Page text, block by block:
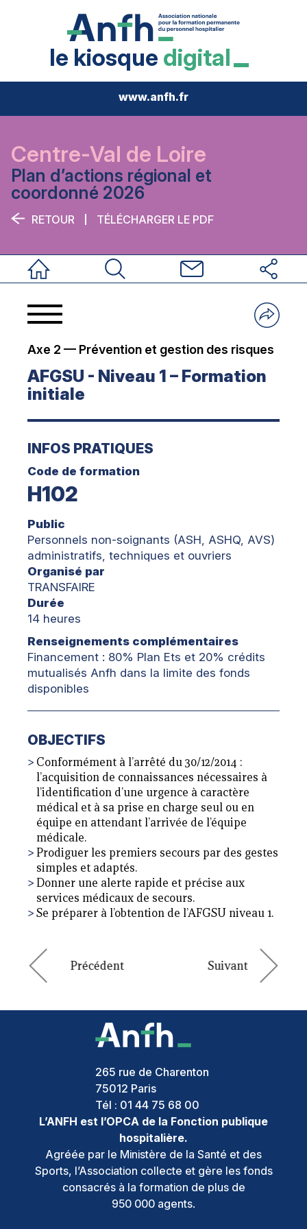
le kiosque digital
www.anfh.fr
Accueil Rechercher Nous contacter Réseaux
Centre-Val de Loire
Plan d’actions régional et
coordonné 2026
RETOUR TÉLÉCHARGER LE PDF
Axe 2 — Prévention et gestion des risques
AFGSU - Niveau 1 – Formation
initiale
INFOS PRATIQUES
Code de formation
H102
Public
Personnels non-soignants (ASH, ASHQ, AVS)
administratifs, techniques et ouvriers
Organisé par
TRANSFAIRE
Durée
14 heures
Renseignements complémentaires
Financement : 80% Plan Ets et 20% crédits
mutualisés Anfh dans la limite des fonds
disponibles
OBJECTIFS
Conformément à l’arrêté du 30/12/2014 :
l’acquisition de connaissances nécessaires à
l’identification d’une urgence à caractère
médical et à sa prise en charge seul ou en
équipe en attendant l’arrivée de l’équipe
médicale.
Prodiguer les premiers secours par des gestes
simples et adaptés.
Donner une alerte rapide et précise aux
services médicaux de secours.
Se préparer à l’obtention de l’AFGSU niveau 1.
265 rue de Charenton
75012 Paris
Tél : 01 44 75 68 00
L’ANFH est l’OPCA de la Fonction publique
hospitalière.
Agréée par le Ministère de la Santé et des
Sports, l’Association collecte et gère les fonds
consacrés à la formation de plus de
950 000 agents.